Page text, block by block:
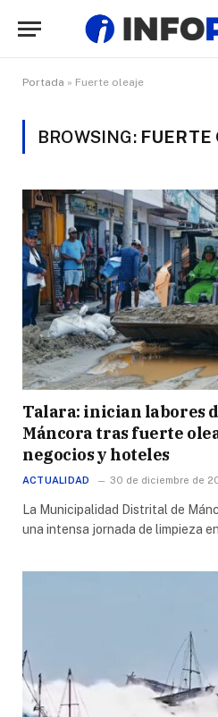
Portada » Fuerte oleaje
BROWSING: FUERTE
Talara: inician labores
Máncora tras fuerte
negocios y hoteles
ACTUALIDAD 30 de diciembre de
La Municipalidad Distrital de
una intensa jornada de limpieza